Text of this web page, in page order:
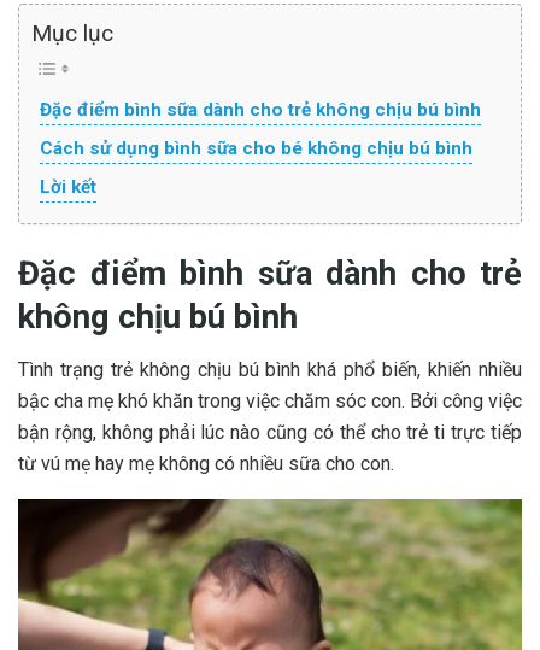
Mục lục
Đặc điểm bình sữa dành cho trẻ không chịu bú bình
Cách sử dụng bình sữa cho bé không chịu bú bình
Lời kết
Đặc điểm bình sữa dành cho trẻ
không chịu bú bình
Tình trạng trẻ không chịu bú bình khá phổ biến, khiến nhiều
bậc cha mẹ khó khăn trong việc chăm sóc con. Bởi công việc
bận rộng, không phải lúc nào cũng có thể cho trẻ ti trực tiếp
từ vú mẹ hay mẹ không có nhiều sữa cho con.